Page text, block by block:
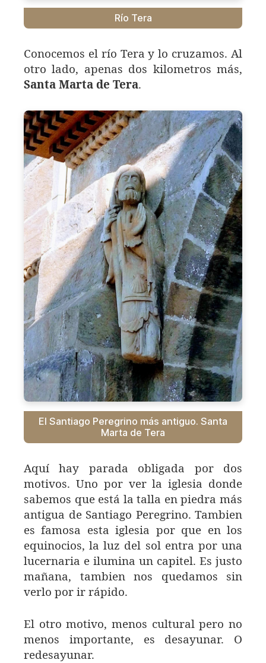
Río Tera
Conocemos el río Tera y lo cruzamos. Al
otro lado, apenas dos kilometros más,
Santa Marta de Tera.
El Santiago Peregrino más antiguo. Santa
Marta de Tera
Aquí hay parada obligada por dos
motivos. Uno por ver la iglesia donde
sabemos que está la talla en piedra más
antigua de Santiago Peregrino. Tambien
es famosa esta iglesia por que en los
equinocios, la luz del sol entra por una
lucernaria e ilumina un capitel. Es justo
mañana, tambien nos quedamos sin
verlo por ir rápido.
El otro motivo, menos cultural pero no
menos importante, es desayunar. O
redesayunar.